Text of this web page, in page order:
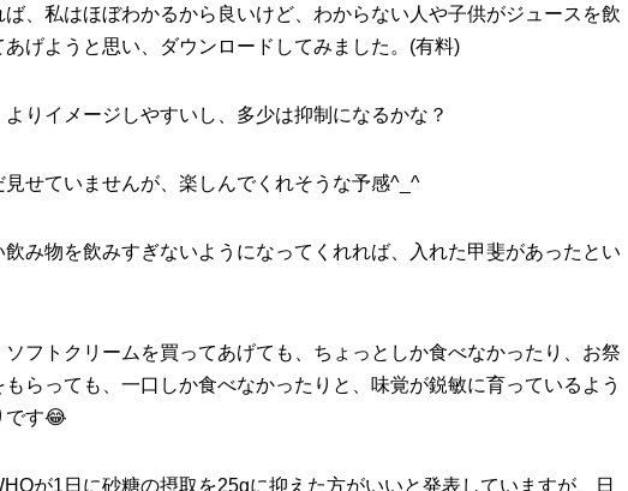
、私はほぼわかるから良いけど、わからない人や子供がジュースを飲
げようと思い、ダウンロードしてみました。(有料)
りイメージしやすいし、多少は抑制になるかな？
見せていませんが、楽しんでくれそうな予感^_^
飲み物を飲みすぎないようになってくれれば、入れた甲斐があったとい
ソフトクリームを買ってあげても、ちょっとしか食べなかったり、お祭
もらっても、一口しか食べなかったりと、味覚が鋭敏に育っているよう
です😂
が1日に砂糖の摂取を25gに抑えた方がいいと発表していますが、日